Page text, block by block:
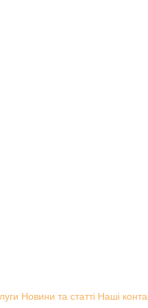
Новини та статті Наші